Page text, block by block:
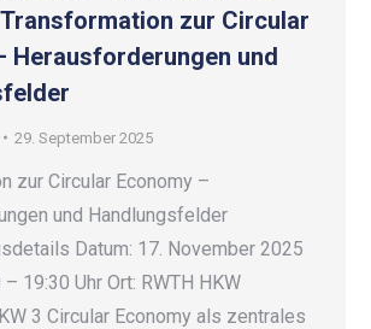
zur Circular
Herausforderungen und
29. September 2025
zur Circular Economy –
und Handlungsfelder
Datum: 17. November 2025
19:30 Uhr Ort: RWTH HKW
3 Circular Economy als zentrales